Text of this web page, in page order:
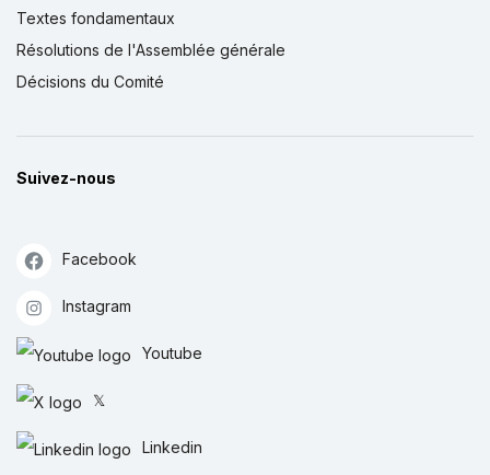
Textes fondamentaux
Résolutions de l'Assemblée générale
Décisions du Comité
Suivez-nous
Facebook
Instagram
Youtube
𝕏
Linkedin